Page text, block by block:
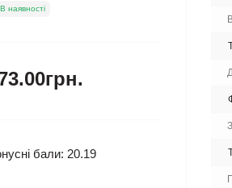
В наявності
бали: 20.19